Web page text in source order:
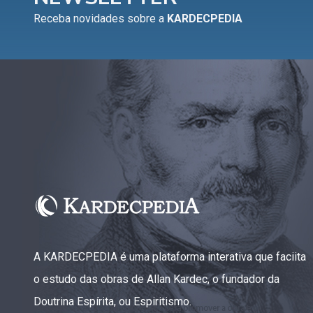
Receba novidades sobre a KARDECPEDIA
A KARDECPEDIA é uma plataforma interativa que faciita
o estudo das obras de Allan Kardec, o fundador da
Doutrina Espírita, ou Espiritismo.